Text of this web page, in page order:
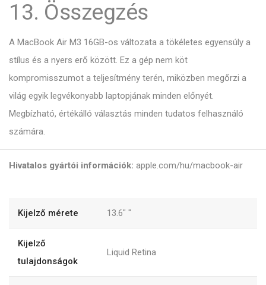
13. Összegzés
A MacBook Air M3 16GB-os változata a tökéletes egyensúly a
stílus és a nyers erő között. Ez a gép nem köt
kompromisszumot a teljesítmény terén, miközben megőrzi a
világ egyik legvékonyabb laptopjának minden előnyét.
Megbízható, értékálló választás minden tudatos felhasználó
számára.
Hivatalos gyártói információk: apple.com/hu/macbook-air
Kijelző mérete 13.6" "
Kijelző
tulajdonságok
Liquid Retina